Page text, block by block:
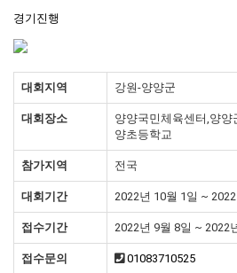
경기진행
대회지역 강원-양양군
대회장소
양양국민체육센터,양
양초등학교
참가지역 전국
대회기간 2022년 10월 1일 ~
접수기간 2022년 9월 8일 ~ 2022
접수문의 01083710525